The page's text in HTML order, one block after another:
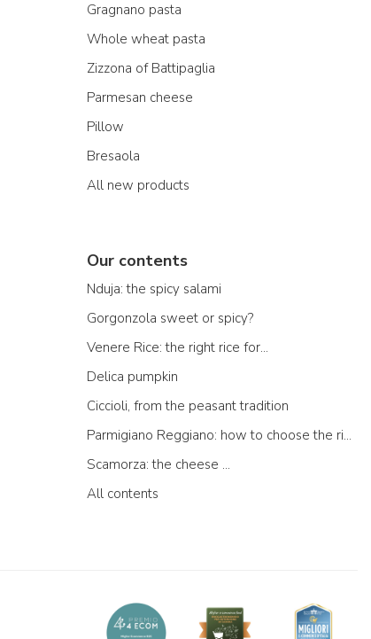
Gragnano pasta
Whole wheat pasta
Zizzona of Battipaglia
Parmesan cheese
Pillow
Bresaola
All new products
Our contents
Nduja: the spicy salami
Gorgonzola sweet or spicy?
Venere Rice: the right rice for...
Delica pumpkin
Ciccioli, from the peasant tradition
Parmigiano Reggiano: how to choose the right one
Scamorza: the cheese ...
All contents